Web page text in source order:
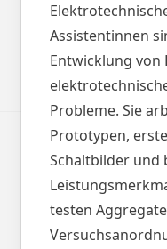
Assistentinnen
Entwicklung von
Probleme. Sie
Prototypen,
Schaltbilder und
testen